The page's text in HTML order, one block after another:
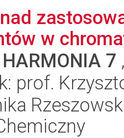
w
HARMONIA 7
prof.